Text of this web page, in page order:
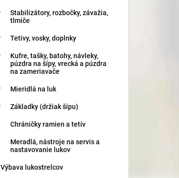
Stabilizátory, rozbočky, závažia,
tlmiče
Tetivy, vosky, doplnky
Kufre, tašky, batohy, návleky,
púzdra na šípy, vrecká a púzdra
na zameriavače
Mieridlá na luk
Základky (držiak šípu)
Chráničky ramien a tetív
Meradlá, nástroje na servis a
nastavovanie lukov
Výbava lukostrelcov